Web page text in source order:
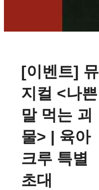
[이벤트] 뮤
지컬 <나쁜
말 먹는 괴
물> | 육아
크루 특별
초대